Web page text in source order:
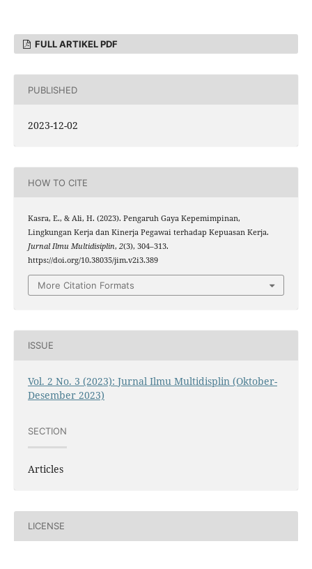
FULL ARTIKEL PDF
PUBLISHED
2023-12-02
HOW TO CITE
Kasra, E., & Ali, H. (2023). Pengaruh Gaya Kepemimpinan,
Lingkungan Kerja dan Kinerja Pegawai terhadap Kepuasan Kerja.
Jurnal Ilmu Multidisiplin, 2(3), 304–313.
https://doi.org/10.38035/jim.v2i3.389
More Citation Formats
ISSUE
Vol. 2 No. 3 (2023): Jurnal Ilmu Multidisplin (Oktober-
Desember 2023)
SECTION
Articles
LICENSE